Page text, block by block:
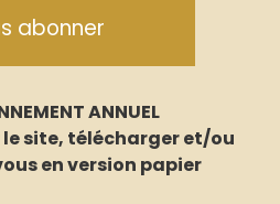
abonner
ANNUEL
le site, télécharger et/ou
en version papier